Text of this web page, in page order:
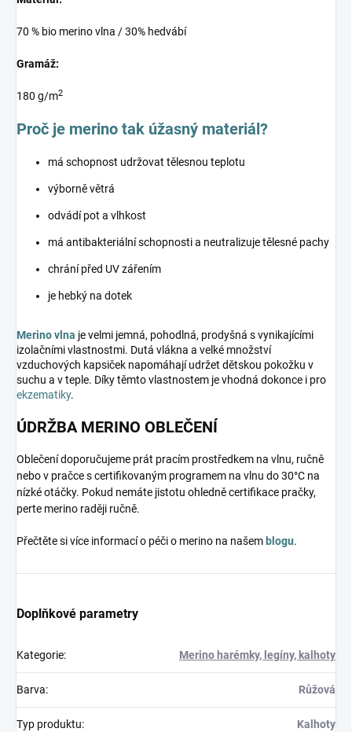
70 % bio merino vlna / 30% hedvábí
Gramáž:
180 g/m2
Proč je merino tak úžasný materiál?
má schopnost udržovat tělesnou teplotu
výborně větrá
odvádí pot a vlhkost
má antibakteriální schopnosti a neutralizuje tělesné pachy
chrání před UV zářením
je hebký na dotek
Merino vlna je velmi jemná, pohodlná, prodyšná s vynikajícími
izolačními vlastnostmi. Dutá vlákna a velké množství
vzduchových kapsiček napomáhají udržet dětskou pokožku v
suchu a v teple. Díky těmto vlastnostem je vhodná dokonce i pro
ekzematiky.
ÚDRŽBA MERINO OBLEČENÍ
Oblečení doporučujeme prát pracím prostředkem na vlnu, ručně
nebo v pračce s certifikovaným programem na vlnu do 30°C na
nízké otáčky. Pokud nemáte jistotu ohledně certifikace pračky,
perte merino raději ručně.
Přečtěte si více informací o péči o merino na našem blogu.
Doplňkové parametry
Kategorie: Merino harémky, legíny, kalhoty
Barva: Růžová
Typ produktu: Kalhoty